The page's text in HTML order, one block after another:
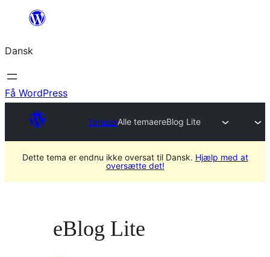
Spring
indhold
Dansk
Få WordPress
TemaerAlle temaereBlog Lite
Dette tema er endnu ikke oversat til Dansk. Hjælp med at
oversætte det!
eBlog Lite